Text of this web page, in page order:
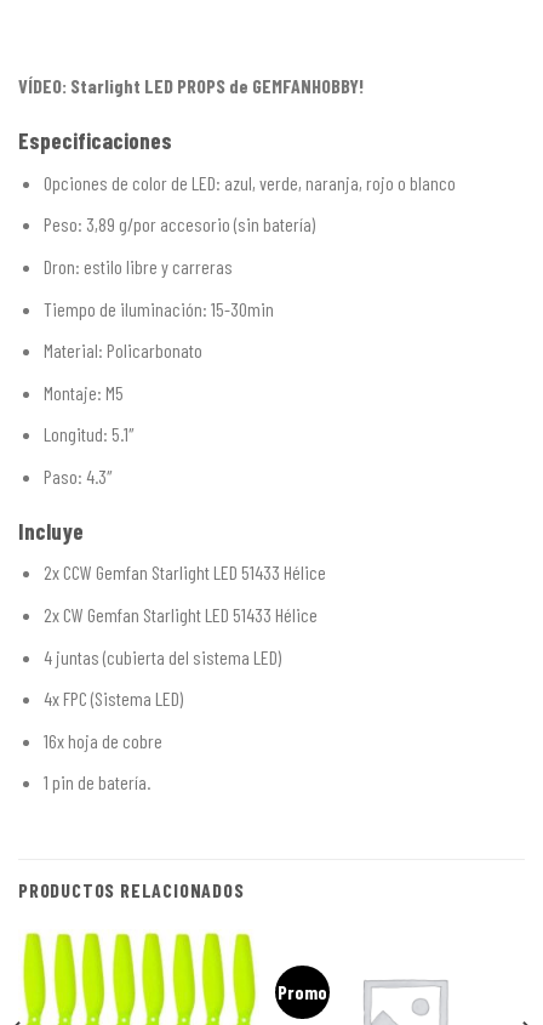
VÍDEO: Starlight LED PROPS de GEMFANHOBBY!
Especificaciones
Opciones de color de LED: azul, verde, naranja, rojo o blanco
Peso: 3,89 g/por accesorio (sin batería)
Dron: estilo libre y carreras
Tiempo de iluminación: 15-30min
Material: Policarbonato
Montaje: M5
Longitud: 5.1″
Paso: 4.3″
Incluye
2x CCW Gemfan Starlight LED 51433 Hélice
2x CW Gemfan Starlight LED 51433 Hélice
4 juntas (cubierta del sistema LED)
4x FPC (Sistema LED)
16x hoja de cobre
1 pin de batería.
PRODUCTOS RELACIONADOS
Promo